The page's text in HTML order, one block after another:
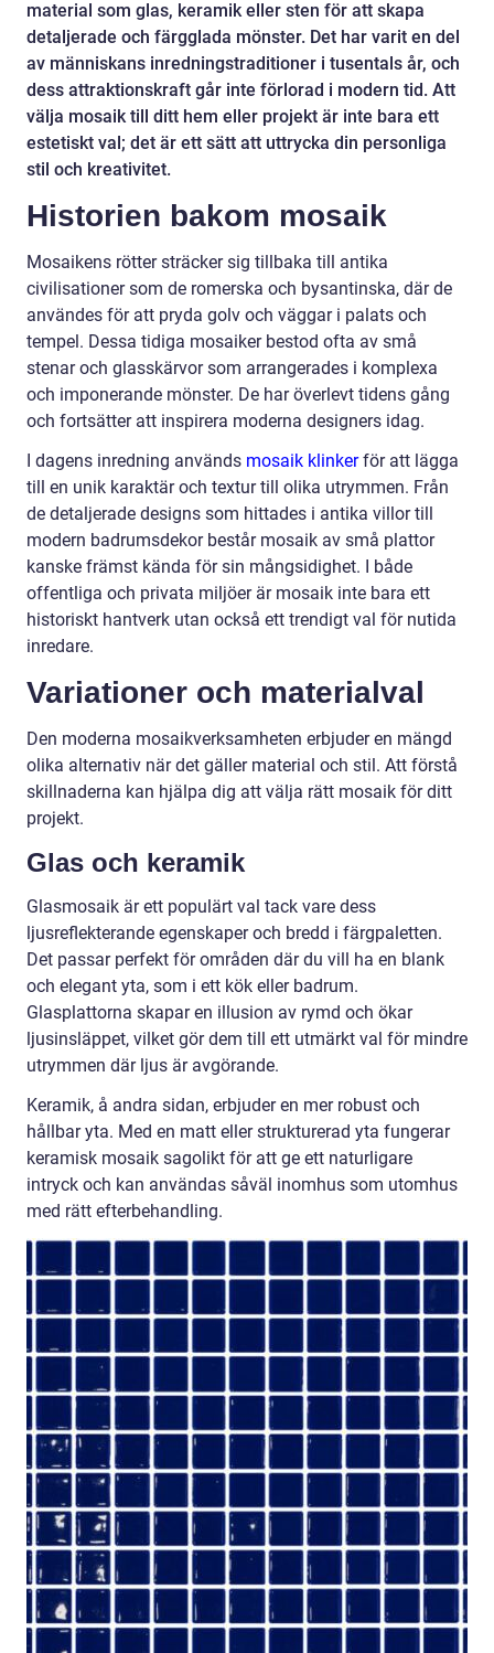
material som glas, keramik eller sten för att skapa
detaljerade och färgglada mönster. Det har varit en del
av människans inredningstraditioner i tusentals år, och
dess attraktionskraft går inte förlorad i modern tid. Att
välja mosaik till ditt hem eller projekt är inte bara ett
estetiskt val; det är ett sätt att uttrycka din personliga
stil och kreativitet.
Historien bakom mosaik
Mosaikens rötter sträcker sig tillbaka till antika
civilisationer som de romerska och bysantinska, där de
användes för att pryda golv och väggar i palats och
tempel. Dessa tidiga mosaiker bestod ofta av små
stenar och glasskärvor som arrangerades i komplexa
och imponerande mönster. De har överlevt tidens gång
och fortsätter att inspirera moderna designers idag.
I dagens inredning används mosaik klinkerför att lägga
till en unik karaktär och textur till olika utrymmen. Från
de detaljerade designs som hittades i antika villor till
modern badrumsdekor består mosaik av små plattor
kanske främst kända för sin mångsidighet. I både
offentliga och privata miljöer är mosaik inte bara ett
historiskt hantverk utan också ett trendigt val för nutida
inredare.
Variationer och materialval
Den moderna mosaikverksamheten erbjuder en mängd
olika alternativ när det gäller material och stil. Att förstå
skillnaderna kan hjälpa dig att välja rätt mosaik för ditt
projekt.
Glas och keramik
Glasmosaik är ett populärt val tack vare dess
ljusreflekterande egenskaper och bredd i färgpaletten.
Det passar perfekt för områden där du vill ha en blank
och elegant yta, som i ett kök eller badrum.
Glasplattorna skapar en illusion av rymd och ökar
ljusinsläppet, vilket gör dem till ett utmärkt val för mindre
utrymmen där ljus är avgörande.
Keramik, å andra sidan, erbjuder en mer robust och
hållbar yta. Med en matt eller strukturerad yta fungerar
keramisk mosaik sagolikt för att ge ett naturligare
intryck och kan användas såväl inomhus som utomhus
med rätt efterbehandling.